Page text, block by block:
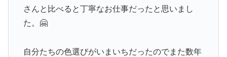
さんと比べると丁寧なお仕事だったと思いまし
た。🤗
自分たちの色選びがいまいちだったのでまた数年